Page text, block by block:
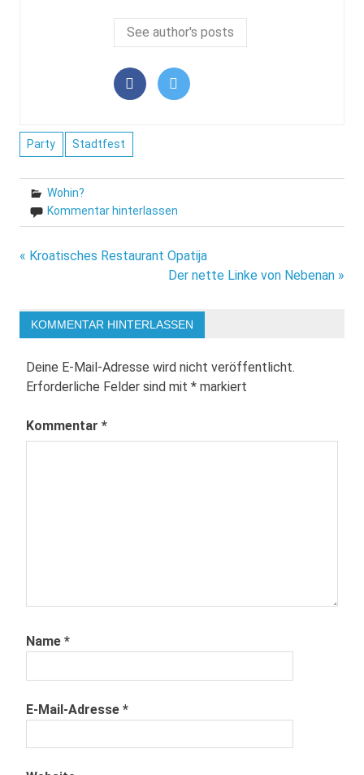
See author's posts
Party Stadtfest
Wohin?
Kommentar hinterlassen
Beitragsnavigation
« Kroatisches Restaurant Opatija
Der nette Linke von Nebenan »
KOMMENTAR HINTERLASSEN
Deine E-Mail-Adresse wird nicht veröffentlicht.
Erforderliche Felder sind mit * markiert
Kommentar *
Name *
E-Mail-Adresse *